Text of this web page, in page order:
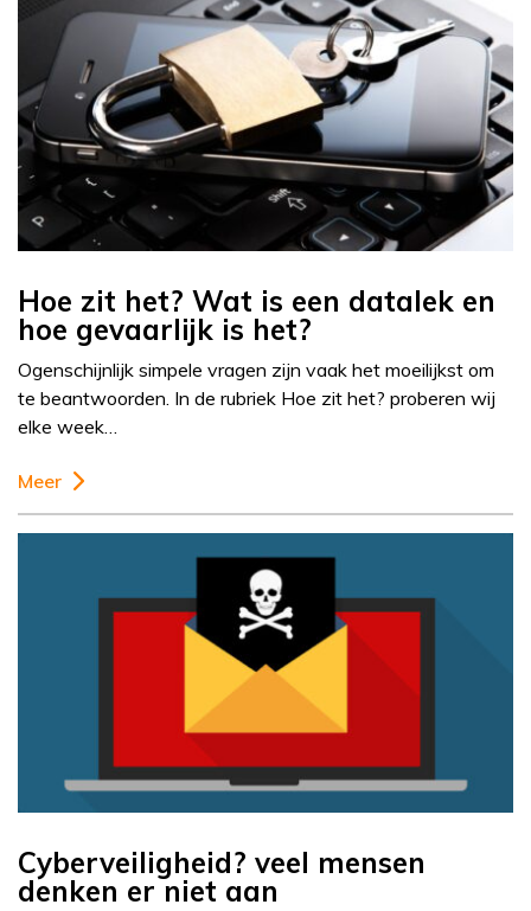
Hoe zit het? Wat is een datalek en
hoe gevaarlijk is het?
Ogenschijnlijk simpele vragen zijn vaak het moeilijkst om
te beantwoorden. In de rubriek Hoe zit het? proberen wij
elke week…
Meer
Cyberveiligheid? veel mensen
denken er niet aan